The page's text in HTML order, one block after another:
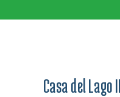
Casa del Lago